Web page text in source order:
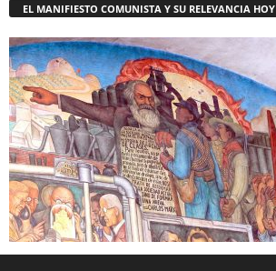
EL MANIFIESTO COMUNISTA Y SU RELEVANCIA HOY